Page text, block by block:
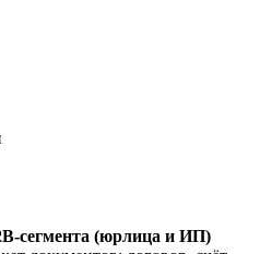
(юрлица и ИП)